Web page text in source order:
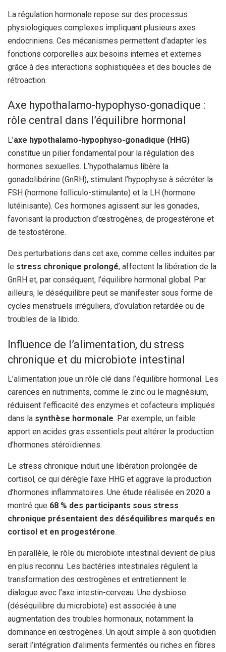
La régulation hormonale repose sur des processus
physiologiques complexes impliquant plusieurs axes
endocriniens. Ces mécanismes permettent d’adapter les
fonctions corporelles aux besoins internes et externes
grâce à des interactions sophistiquées et des boucles de
rétroaction.
Axe hypothalamo-hypophyso-gonadique :
rôle central dans l’équilibre hormonal
L’axe hypothalamo-hypophyso-gonadique (HHG)
constitue un pilier fondamental pour la régulation des
hormones sexuelles. L’hypothalamus libère la
gonadolibérine (GnRH), stimulant l’hypophyse à sécréter la
FSH (hormone folliculo-stimulante) et la LH (hormone
lutéinisante). Ces hormones agissent sur les gonades,
favorisant la production d’œstrogènes, de progestérone et
de testostérone.
Des perturbations dans cet axe, comme celles induites par
le stress chronique prolongé, affectent la libération de la
GnRH et, par conséquent, l’équilibre hormonal global. Par
ailleurs, le déséquilibre peut se manifester sous forme de
cycles menstruels irréguliers, d’ovulation retardée ou de
troubles de la libido.
Influence de l’alimentation, du stress
chronique et du microbiote intestinal
L’alimentation joue un rôle clé dans l’équilibre hormonal. Les
carences en nutriments, comme le zinc ou le magnésium,
réduisent l’efficacité des enzymes et cofacteurs impliqués
dans la synthèse hormonale. Par exemple, un faible
apport en acides gras essentiels peut altérer la production
d’hormones stéroïdiennes.
Le stress chronique induit une libération prolongée de
cortisol, ce qui dérègle l’axe HHG et aggrave la production
d’hormones inflammatoires. Une étude réalisée en 2020 a
montré que 68 % des participants sous stress
chronique présentaient des déséquilibres marqués en
cortisol et en progestérone.
En parallèle, le rôle du microbiote intestinal devient de plus
en plus reconnu. Les bactéries intestinales régulent la
transformation des œstrogènes et entretiennent le
dialogue avec l’axe intestin-cerveau. Une dysbiose
(déséquilibre du microbiote) est associée à une
augmentation des troubles hormonaux, notamment la
dominance en œstrogènes. Un ajout simple à son quotidien
serait l’intégration d’aliments fermentés ou riches en fibres